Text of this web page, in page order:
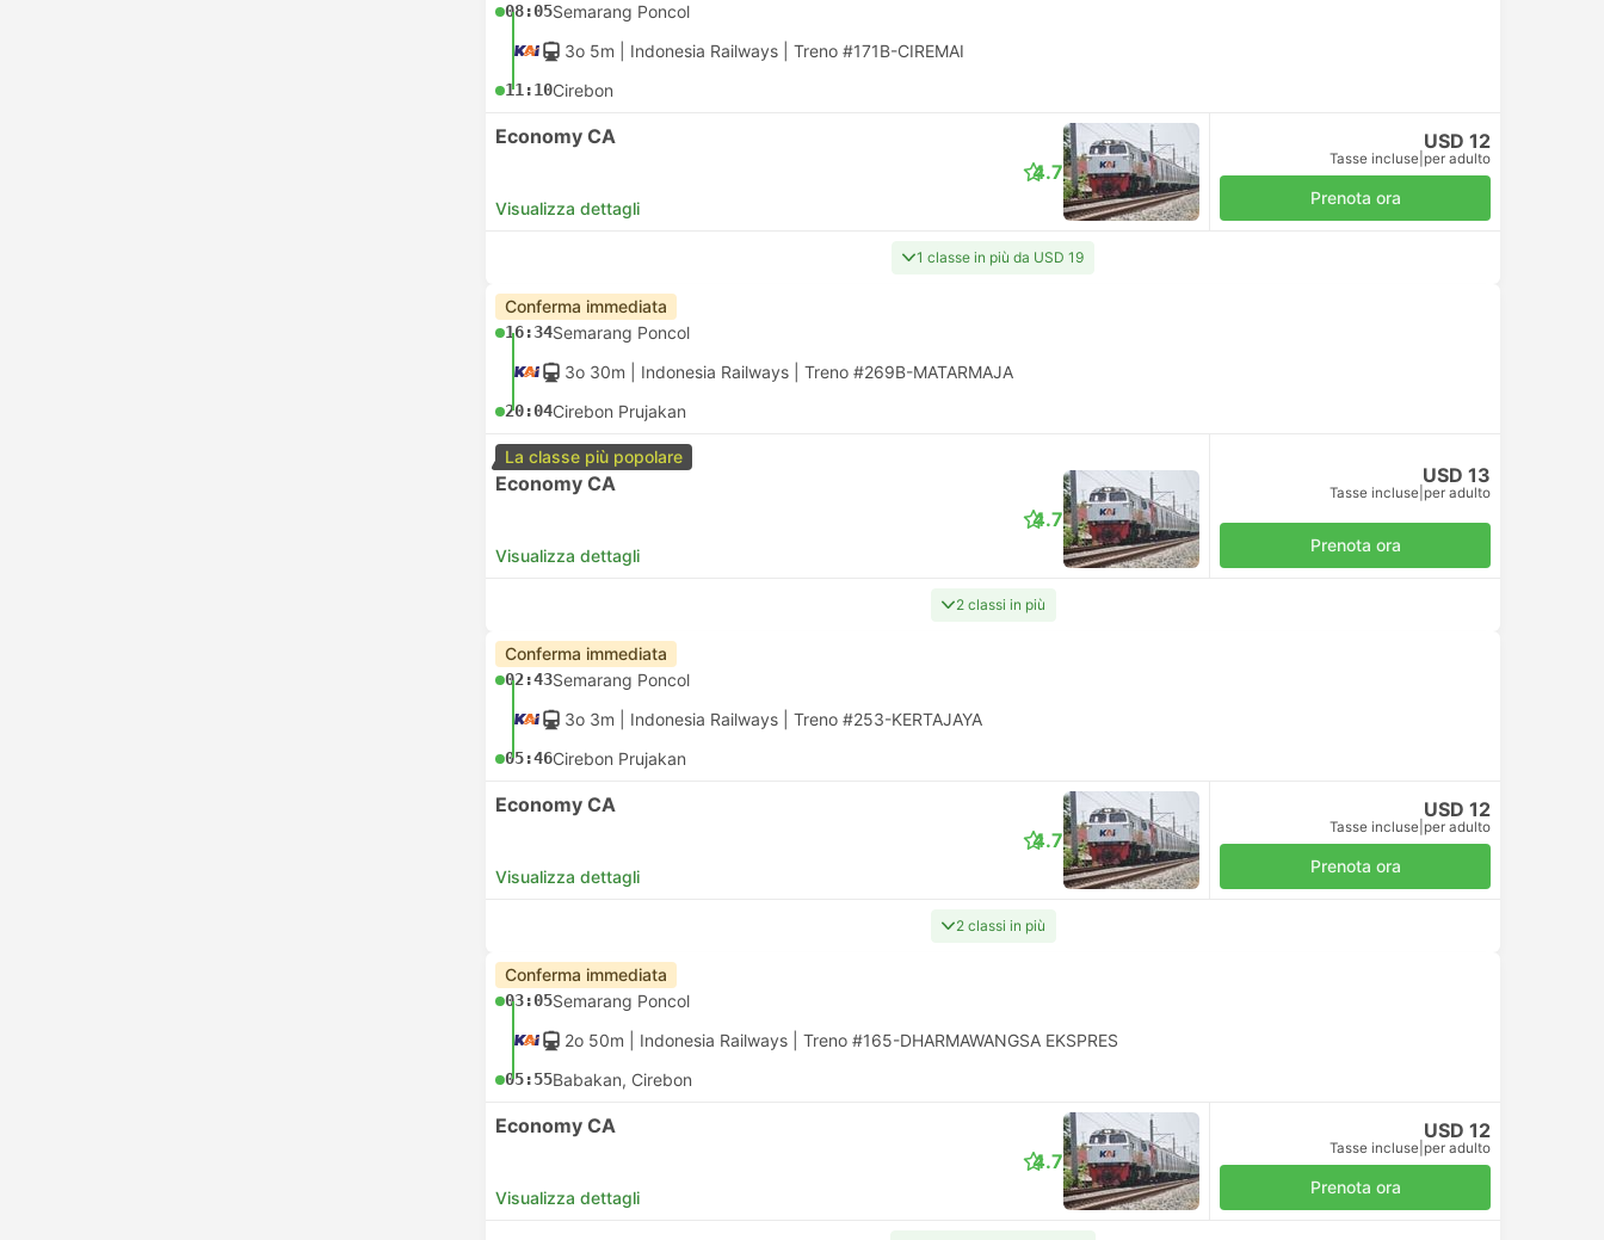
08:05Semarang Poncol
3o 5m | Indonesia Railways Treno #171B-CIREMAI
11:10Cirebon
Economy CA
Visualizza dettagli
4.7
USD 12
Tasse incluse per adulto
Prenota ora
1 classe in più da USD 19
Conferma immediata
16:34Semarang Poncol
3o 30m | Indonesia Railways Treno #269B-MATARMAJA
20:04Cirebon Prujakan
La classe più popolare
Economy CA
Visualizza dettagli
4.7
USD 13
Tasse incluse per adulto
Prenota ora
2 classi in più
Conferma immediata
02:43Semarang Poncol
3o 3m | Indonesia Railways Treno #253-KERTAJAYA
05:46Cirebon Prujakan
Economy CA
Visualizza dettagli
4.7
USD 12
Tasse incluse per adulto
Prenota ora
2 classi in più
Conferma immediata
03:05Semarang Poncol
2o 50m | Indonesia Railways Treno #165-DHARMAWANGSA EKSPRES
05:55Babakan, Cirebon
Economy CA
Visualizza dettagli
4.7
USD 12
Tasse incluse per adulto
Prenota ora